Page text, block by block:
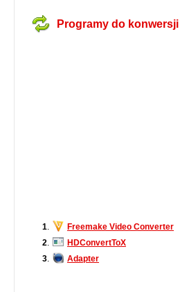
Programy do
1
Freemake Video Converter
2
HDConvertToX
3
Adapter